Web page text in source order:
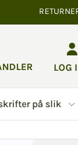
LOG
på slik